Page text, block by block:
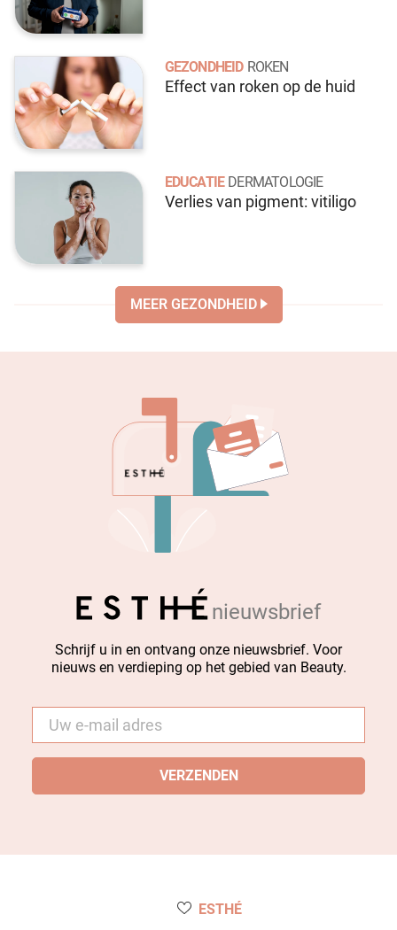
GEZONDHEID ROKEN
Effect van roken op de huid
EDUCATIE DERMATOLOGIE
Verlies van pigment: vitiligo
MEER GEZONDHEID
nieuwsbrief
Schrijf u in en ontvang onze nieuwsbrief. Voor
nieuws en verdieping op het gebied van Beauty.
mail *
ESTHÉ